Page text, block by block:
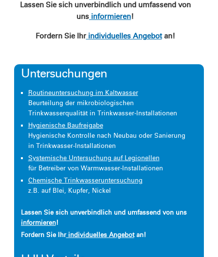
Lassen Sie sich unverbindlich und umfassend von
uns informieren!
Fordern Sie Ihrindividuelles Angebotan!
Untersuchungen
Routineuntersuchung im Kaltwasser
Beurteilung der mikrobiologischen
Trinkwasserqualität in Trinkwasser-Installationen
Hygienische Baufreigabe
Hygienische Kontrolle nach Neubau oder Sanierung
in Trinkwasser-Installationen
Systemische Untersuchung auf Legionellen
für Betreiber von Warmwasser-Installationen
Chemische Trinkwasseruntersuchung
z.B. auf Blei, Kupfer, Nickel
Lassen Sie sich unverbindlich und umfassend von uns
informieren!
Fordern Sie Ihrindividuelles Angebotan!